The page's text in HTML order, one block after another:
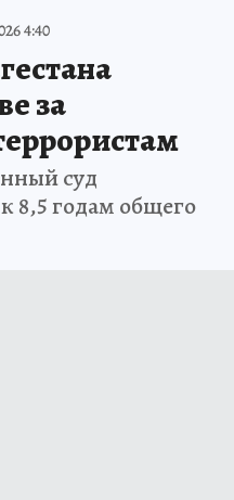
4:40
за
суд
8,5 годам общего